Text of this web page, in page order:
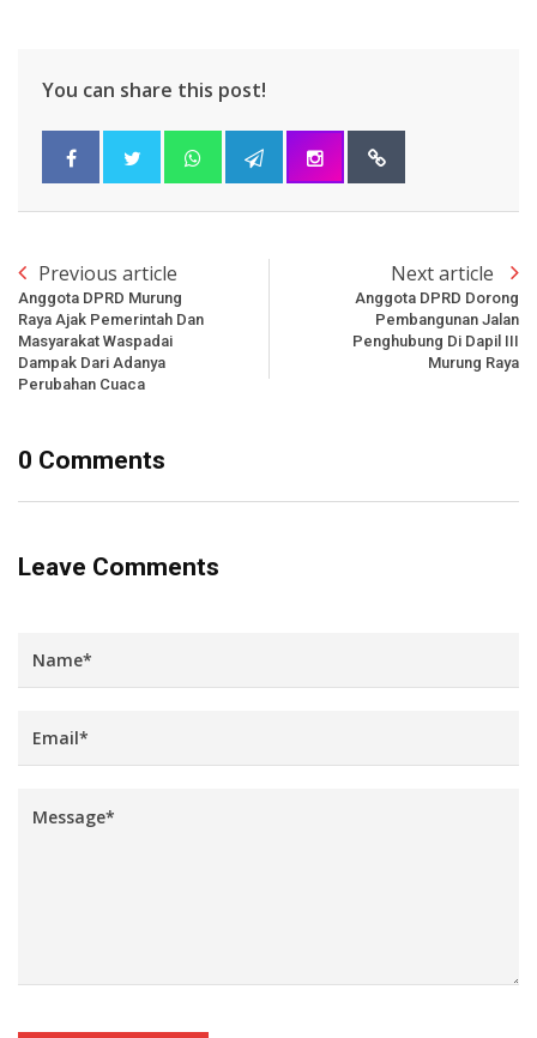
You can share this post!
Previous article
Anggota DPRD Murung
Raya Ajak Pemerintah Dan
Masyarakat Waspadai
Dampak Dari Adanya
Perubahan Cuaca
Next article
Anggota DPRD Dorong
Pembangunan Jalan
Penghubung Di Dapil III
Murung Raya
0 Comments
Leave Comments